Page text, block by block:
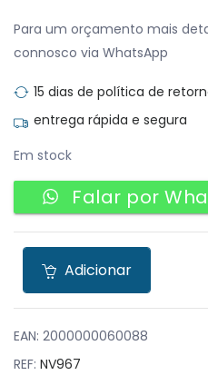
Para um orçamento mais
connosco via WhatsApp
15 dias de política de
entrega rápida e segura
Em stock
Falar por
Adicionar
EAN: 2000000060088
REF: NV967